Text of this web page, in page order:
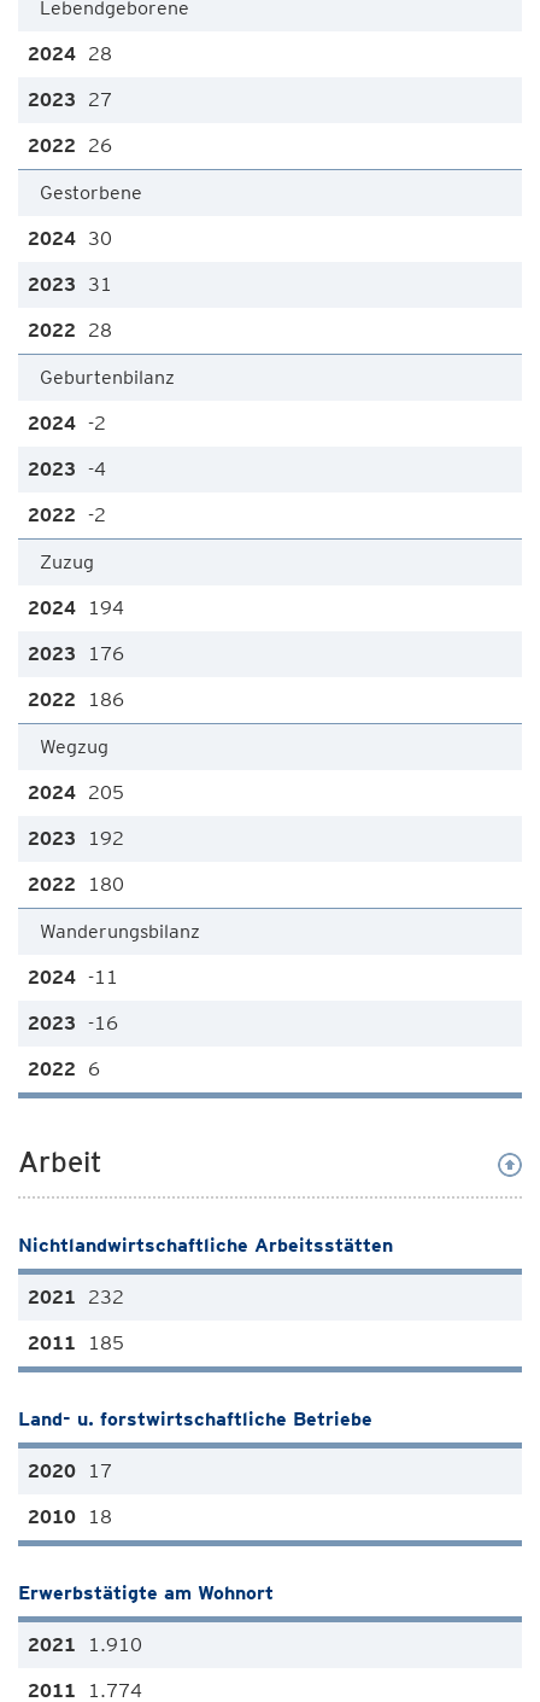
Lebendgeborene
28
27
26
Gestorbene
30
31
28
Geburtenbilanz
-2
-4
-2
Zuzug
194
176
186
Wegzug
205
192
180
Wanderungsbilanz
-11
-16
6
Arbeit
Nichtlandwirtschaftliche Arbeitsstätten
232
185
Land- u. forstwirtschaftliche Betriebe
17
18
Erwerbstätigte am Wohnort
1.910
1.774